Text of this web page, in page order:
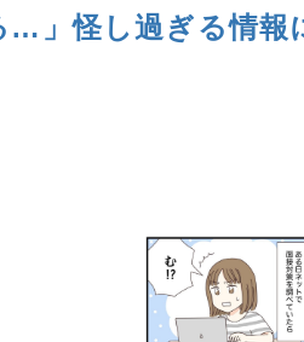
…」怪し過ぎる情